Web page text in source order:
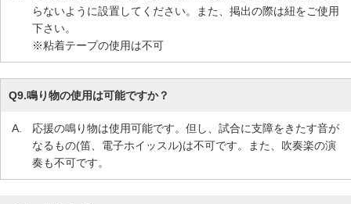
らないように設置してください。また、掲出の際は紐をご使用
下さい。
※粘着テープの使用は不可
Q9.鳴り物の使用は可能ですか？
A.
応援の鳴り物は使用可能です。但し、試合に支障をきたす音が
なるもの(笛、電子ホイッスル)は不可です。また、吹奏楽の演
奏も不可です。